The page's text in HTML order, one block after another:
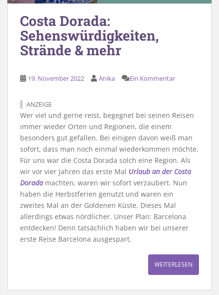
Costa Dorada:
Sehenswürdigkeiten,
Strände & mehr
19. November 2022 Anika Ein Kommentar
ANZEIGE
Wer viel und gerne reist, begegnet bei seinen Reisen
immer wieder Orten und Regionen, die einem
besonders gut gefallen. Bei einigen davon weiß man
sofort, dass man noch einmal wiederkommen möchte.
Für uns war die Costa Dorada solch eine Region. Als
wir vor vier Jahren das erste Mal Urlaub an der Costa
Dorada machten, waren wir sofort verzaubert. Nun
haben die Herbstferien genutzt und waren ein
zweites Mal an der Goldenen Küste. Dieses Mal
allerdings etwas nördlicher. Unser Plan: Barcelona
entdecken! Denn tatsächlich haben wir bei unserer
erste Reise Barcelona ausgespart.
WEITERLESEN